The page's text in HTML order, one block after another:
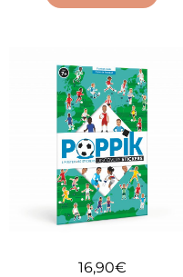
Ajouter à ma liste
d'envies
16,90€